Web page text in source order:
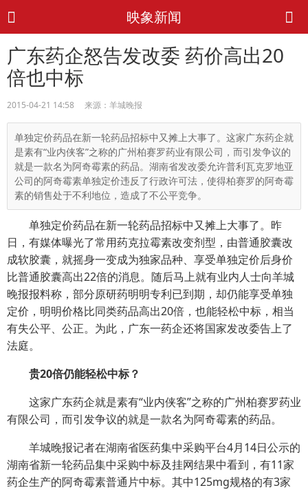
映象新闻
广东药企怒告发改委 药价高出20
倍也中标
2015-04-21 14:58 来源：羊城晚报
单独定价药品在新一轮药品招标中又摊上大事了。这家广东药企就
是素有“业内侠客”之称的广州柏赛罗药业有限公司，而引发争议的
就是一款名为阿奇霉素的药品。湖南省发改委允许普利瓦克罗地亚
公司的阿奇霉素单独定价违反了行政许可法，使得柏赛罗的阿奇霉
素的销售处于不利地位，造成了不公平竞争。
单独定价药品在新一轮药品招标中又摊上大事了。昨
日，有媒体曝光了常用药克拉霉素改变剂型，由普通胶囊改
成软胶囊，就摇身一变成为独家品种、享受单独定价后身价
比普通胶囊高出22倍的消息。随后马上就有业内人士向羊城
晚报报料称，部分原研药明明专利已到期，却仍能享受单独
定价，明明价格比同类药品高出20倍，也能轻松中标，相当
有失公平、公正。为此，广东一药企还将国家发改委告上了
法庭。
贵20倍仍能轻松中标？
这家广东药企就是素有“业内侠客”之称的广州柏赛罗药业
有限公司，而引发争议的就是一款名为阿奇霉素的药品。
羊城晚报记者在湖南省医药集中采购平台4月14日公示的
湖南省新一轮药品集中采购中标及挂网结果中看到，有11家
药企生产的阿奇霉素普通片中标。其中125mg规格的有3家